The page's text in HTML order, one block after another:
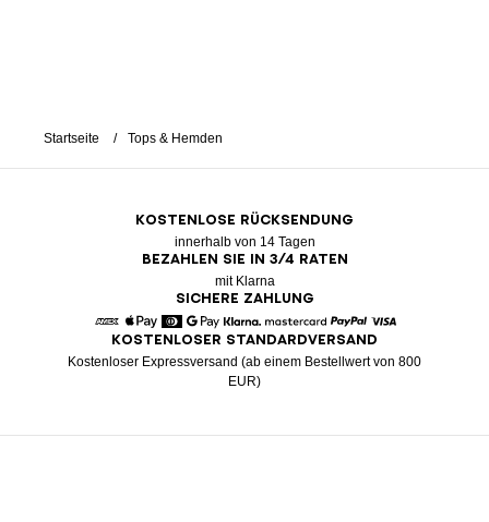
Startseite Tops & Hemden
KOSTENLOSE RÜCKSENDUNG
innerhalb von 14 Tagen
BEZAHLEN SIE IN 3/4 RATEN
mit Klarna
SICHERE ZAHLUNG
American Express
Apple Pay
DinersGoogle Pay
Klarna MastercardPaypal
KOSTENLOSER STANDARDVERSAND
Kostenloser Expressversand (ab einem Bestellwert von 800
EUR)